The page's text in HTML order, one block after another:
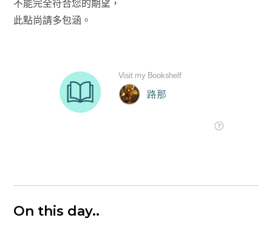
不能完全符合您的期望，
此點尚請多包涵。
On this day..